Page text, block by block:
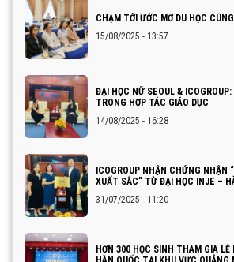
CHẠM TỚI ƯỚC MƠ DU HỌC
15/08/2025 - 13:57
ĐẠI HỌC NỮ SEOUL & ICOGROUP:
TRONG HỢP TÁC GIÁO DỤC
14/08/2025 - 16:28
ICOGROUP NHẬN CHỨNG NHẬN
XUẤT SẮC” TỪ ĐẠI HỌC INJE –
31/07/2025 - 11:20
HƠN 300 HỌC SINH THAM GIA LỄ